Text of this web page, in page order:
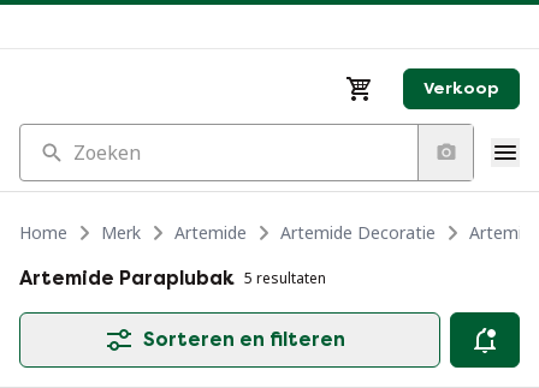
Verkoop
Zoeken
Home Merk Artemide Artemide Decoratie
Artemide Paraplubak 5 resultaten
Sorteren en filteren